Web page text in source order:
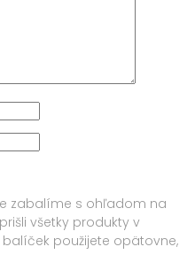
zabalíme s ohľadom na
všetky produkty v
použijete opätovne,